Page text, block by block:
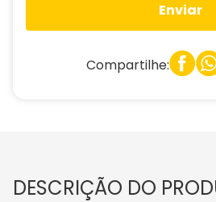
Enviar
Compartilhe:
DESCRIÇÃO DO